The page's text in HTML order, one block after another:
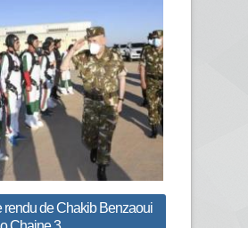
rendu de Chakib Benzaoui